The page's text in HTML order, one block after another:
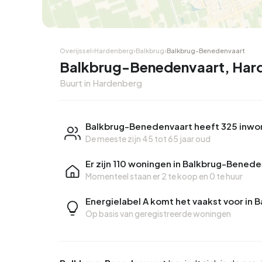
Overijssel›Hardenberg›Balkbrug›Balkbrug-Benedenvaart
Balkbrug-Benedenvaart,
Buurt in Hardenberg
Balkbrug-Benedenvaart heeft 325
De meeste zijn 45 tot 65 jaar oud
Er zijn 110 woningen in Balkbrug-
Momenteel staan er2 te koop en 0 te huur
Energielabel A komt het vaakst voor in
Op basis van geregistreerde woningen